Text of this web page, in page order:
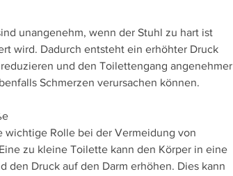
unangenehm, wenn der Stuhl zu hart ist
wird. Dadurch entsteht ein erhöhter Druck
und den Toilettengang angenehmer
Schmerzen verursachen können.
wichtige Rolle bei der Vermeidung von
zu kleine Toilette kann den Körper in eine
den Druck auf den Darm erhöhen. Dies kann